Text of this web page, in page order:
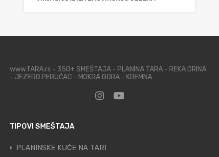
www.TARA.rs - 350+ SMEŠTAJA - PLANINA TARA - REKA DRINA
- JEZERO PERUĆAC - MOKRA GORA - KREMNA
TIPOVI SMEŠTAJA
PLANINSKE KUĆE NA TARI